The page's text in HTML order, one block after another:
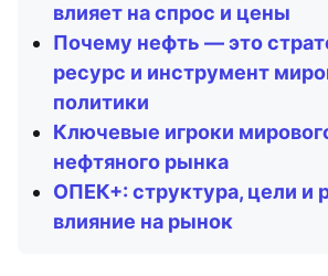
влияет на спрос и цены
Почему нефть — это
ресурс и инструмент
политики
Ключевые игроки
нефтяного рынка
ОПЕК+: структура, цели и
влияние на рынок